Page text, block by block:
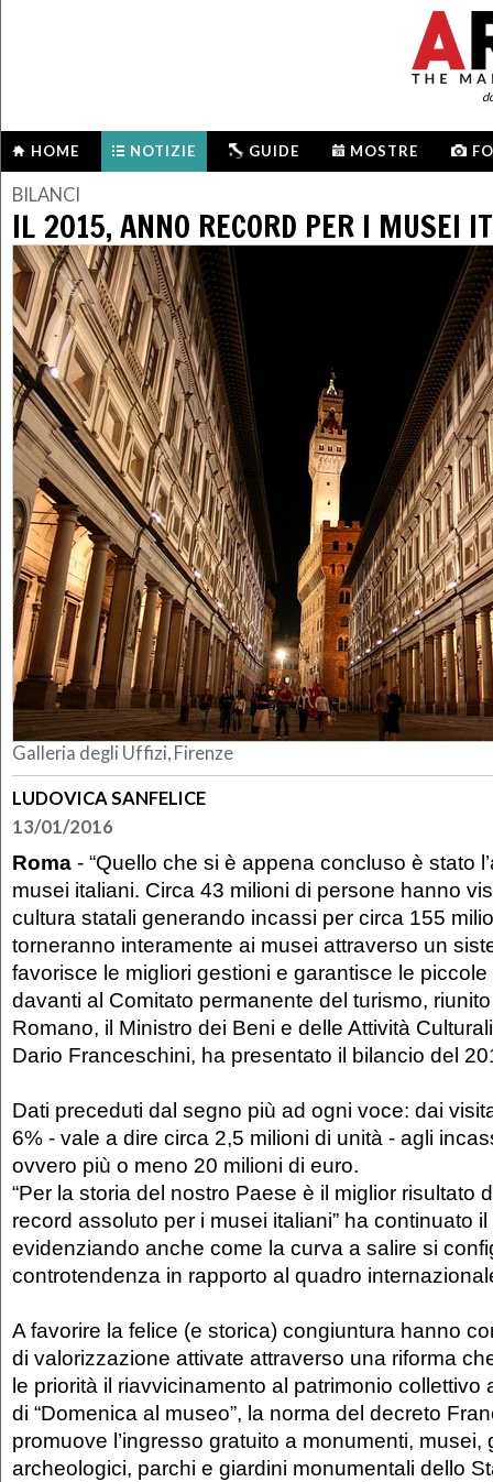
HOME NOTIZIE GUIDE MOSTRE
BILANCI
IL 2015, ANNO RECORD PER I MUSEI
Galleria degli Uffizi, Firenze
LUDOVICA SANFELICE
13/01/2016
Roma - “Quello che si è appena concluso è stato
musei italiani. Circa 43 milioni di persone hanno
cultura statali generando incassi per circa 155
torneranno interamente ai musei attraverso un
favorisce le migliori gestioni e garantisce le piccole
davanti al Comitato permanente del turismo,
Romano, il Ministro dei Beni e delle Attività
Dario Franceschini, ha presentato il bilancio del
Dati preceduti dal segno più ad ogni voce: dai
6% - vale a dire circa 2,5 milioni di unità - agli
ovvero più o meno 20 milioni di euro.
“Per la storia del nostro Paese è il miglior risultato
record assoluto per i musei italiani” ha continuato
evidenziando anche come la curva a salire si
controtendenza in rapporto al quadro
A favorire la felice (e storica) congiuntura hanno
di valorizzazione attivate attraverso una riforma
le priorità il riavvicinamento al patrimonio collettivo
di “Domenica al museo”, la norma del decreto
promuove l’ingresso gratuito a monumenti, musei,
archeologici, parchi e giardini monumentali dello